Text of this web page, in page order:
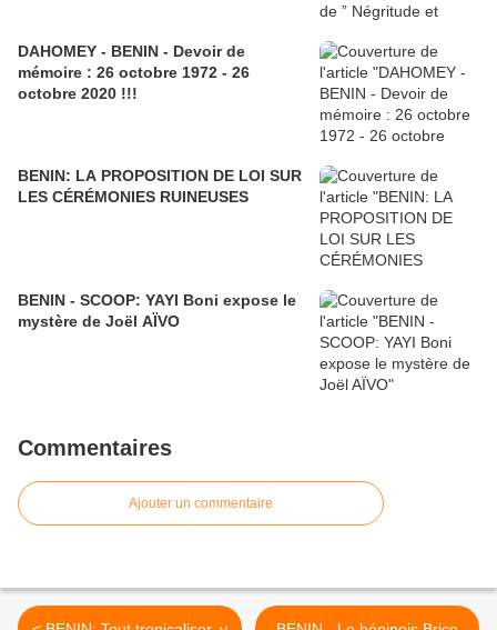
DAHOMEY - BENIN - Devoir de
mémoire : 26 octobre 1972 - 26
octobre 2020 !!!
BENIN: LA PROPOSITION DE LOI SUR
LES CÉRÉMONIES RUINEUSES
BENIN - SCOOP: YAYI Boni expose le
mystère de Joël AÏVO
Commentaires
Ajouter un commentaire